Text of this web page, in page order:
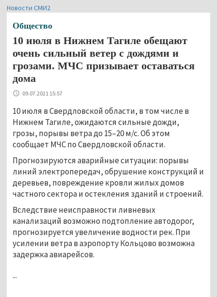
Новости СМИ2
Общество
10 июля в Нижнем Тагиле обещают
очень сильный ветер с дождями и
грозами. МЧС призывает оставаться
дома
09.07.2021 15:57
10 июля в Свердловской области, в том числе в
Нижнем Тагиле, ожидаются сильные дожди,
грозы, порывы ветра до 15–20 м/с. Об этом
сообщает МЧС по Свердловской области.
Прогнозируются аварийные ситуации: порывы
линий электропередач, обрушение конструкций и
деревьев, повреждение кровли жилых домов
частного сектора и остекления зданий и строений.
Вследствие неисправности ливневых
канализаций возможно подтопление автодорог,
прогнозируется увеличение водности рек. При
усилении ветра в аэропорту Кольцово возможна
задержка авиарейсов.
...